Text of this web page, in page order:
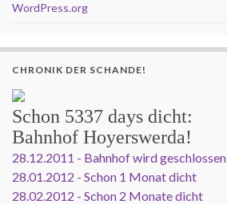
WordPress.org
CHRONIK DER SCHANDE!
Schon 5337 days dicht:
Bahnhof Hoyerswerda!
28.12.2011 - Bahnhof wird geschlossen
28.01.2012 - Schon 1 Monat dicht
28.02.2012 - Schon 2 Monate dicht